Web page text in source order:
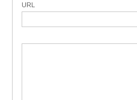
URL